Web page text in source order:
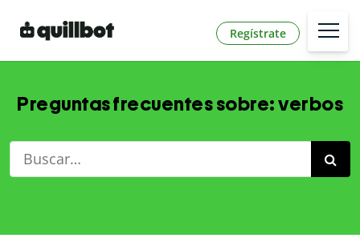
Regístrate
Preguntas frecuentes sobre: verbos